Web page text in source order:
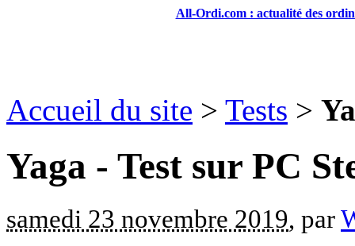
All-Ordi.com : actualité des
Accueil du site > Tests >
Yaga - Test sur PC
samedi 23 novembre 2019, par